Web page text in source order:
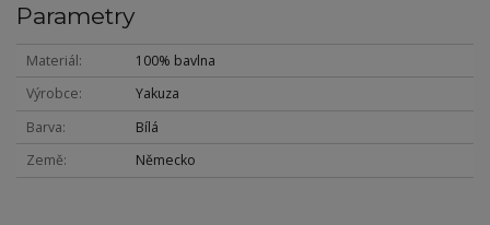
Parametry
Materiál
100% bavlna
Výrobce
Yakuza
Barva
Bílá
Země
Německo